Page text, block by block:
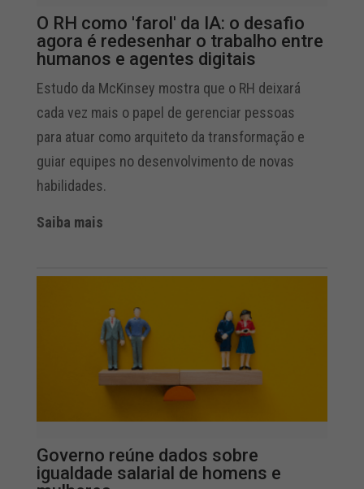
O RH como 'farol' da IA: o desafio
agora é redesenhar o trabalho entre
humanos e agentes digitais
Estudo da McKinsey mostra que o RH deixará
cada vez mais o papel de gerenciar pessoas
para atuar como arquiteto da transformação e
guiar equipes no desenvolvimento de novas
habilidades.
Saiba mais
Governo reúne dados sobre
igualdade salarial de homens e